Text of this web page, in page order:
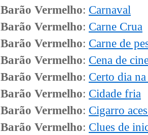
Barão Vermelho: Carnaval
Barão Vermelho: Carne Crua
Barão Vermelho: Carne de
Barão Vermelho: Cena de
Barão Vermelho: Certo dia
Barão Vermelho: Cidade fria
Barão Vermelho: Cigarro
Barão Vermelho: Clues de